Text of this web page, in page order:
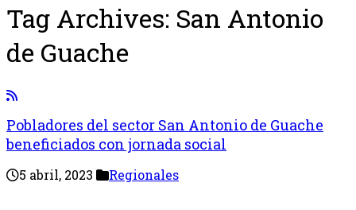
Tag Archives: San Antonio
de Guache
Pobladores del sector San Antonio de Guache
beneficiados con jornada social
5 abril, 2023 Regionales